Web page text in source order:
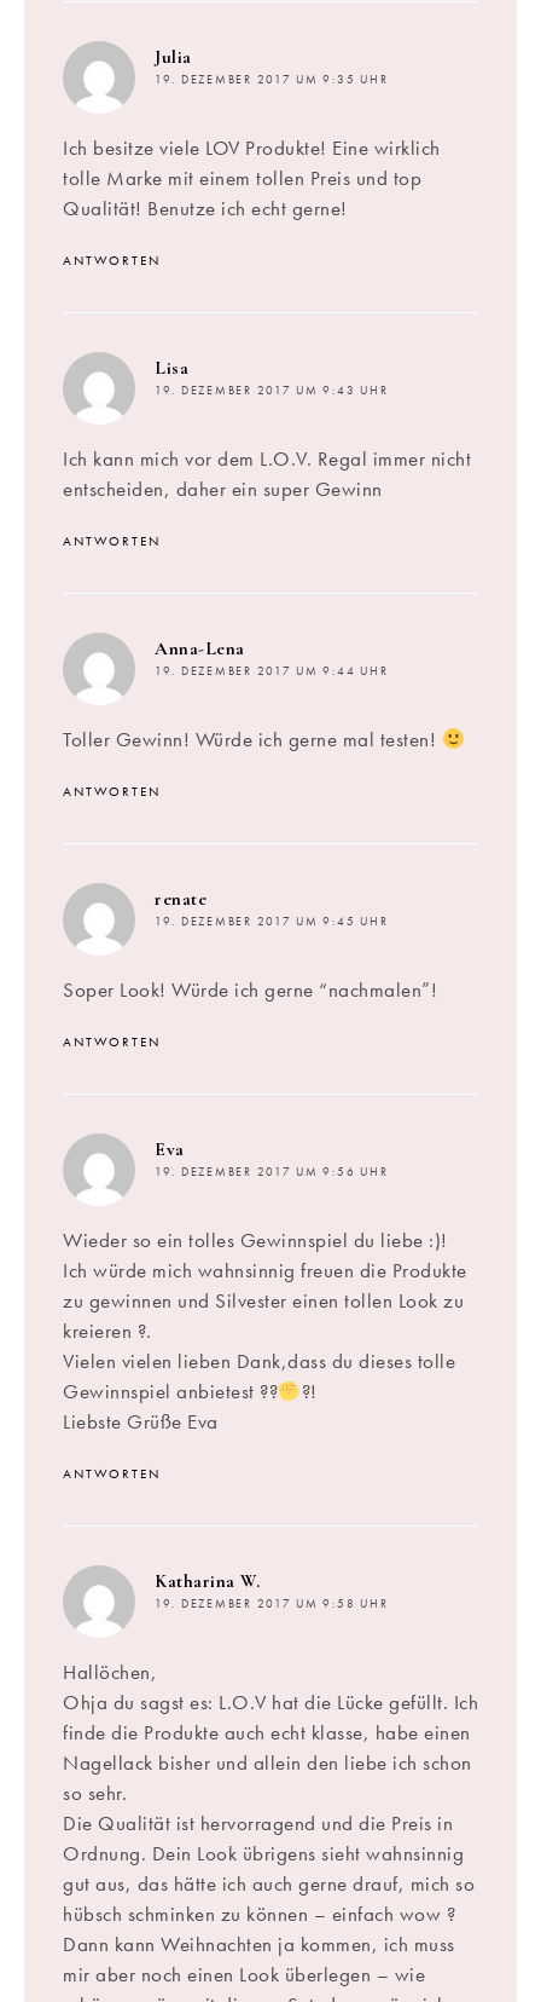
Julia
19. DEZEMBER 2017 UM 9:35 UHR
Ich besitze viele LOV Produkte! Eine wirklich
tolle Marke mit einem tollen Preis und top
Qualität! Benutze ich echt gerne!
ANTWORTEN
Lisa
19. DEZEMBER 2017 UM 9:43 UHR
Ich kann mich vor dem L.O.V. Regal immer nicht
entscheiden, daher ein super Gewinn
ANTWORTEN
Anna-Lena
19. DEZEMBER 2017 UM 9:44 UHR
Toller Gewinn! Würde ich gerne mal testen!
ANTWORTEN
renate
19. DEZEMBER 2017 UM 9:45 UHR
Soper Look! Würde ich gerne “nachmalen”!
ANTWORTEN
Eva
19. DEZEMBER 2017 UM 9:56 UHR
Wieder so ein tolles Gewinnspiel du liebe :)!
Ich würde mich wahnsinnig freuen die Produkte
zu gewinnen und Silvester einen tollen Look zu
kreieren ?.
Vielen vielen lieben Dank,dass du dieses tolle
Gewinnspiel anbietest ??
?!
Liebste Grüße Eva
ANTWORTEN
Katharina W.
19. DEZEMBER 2017 UM 9:58 UHR
Hallöchen,
Ohja du sagst es: L.O.V hat die Lücke gefüllt. Ich
finde die Produkte auch echt klasse, habe einen
Nagellack bisher und allein den liebe ich schon
so sehr.
Die Qualität ist hervorragend und die Preis in
Ordnung. Dein Look übrigens sieht wahnsinnig
gut aus, das hätte ich auch gerne drauf, mich so
hübsch schminken zu können – einfach wow ?
Dann kann Weihnachten ja kommen, ich muss
mir aber noch einen Look überlegen – wie